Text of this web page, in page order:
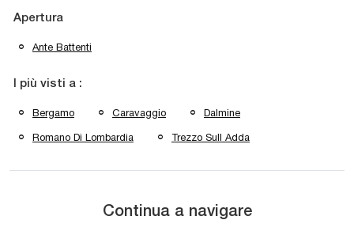
Apertura
Ante Battenti
I più visti a :
Bergamo Caravaggio Dalmine
Romano Di Lombardia Trezzo Sull Adda
Continua a navigare